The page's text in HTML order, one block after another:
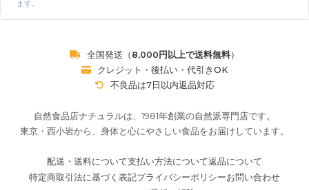
ます。
全国発送（ 8,000円以上で送料無料）
クレジット・後払い・代引きOK
不良品は7日以内返品対応
自然食品店ナチュラルは、1981年創業の自然派専門店です。
東京・西小岩から、身体と心にやさしい食品をお届けしています。
配送・送料について支払い方法について返品について
特定商取引法に基づく表記プライバシーポリシーお問い合わせ